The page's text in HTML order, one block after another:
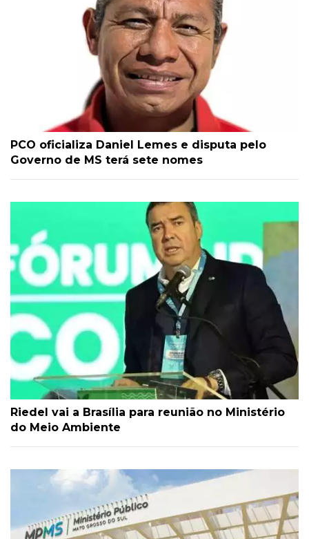
PCO oficializa Daniel Lemes e disputa pelo
Governo de MS terá sete nomes
Riedel vai a Brasília para reunião no Ministério
do Meio Ambiente